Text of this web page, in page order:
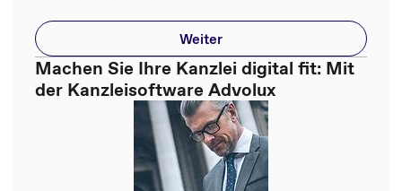
Weiter
Machen Sie Ihre Kanzlei digital fit: Mit
der Kanzleisoftware Advolux